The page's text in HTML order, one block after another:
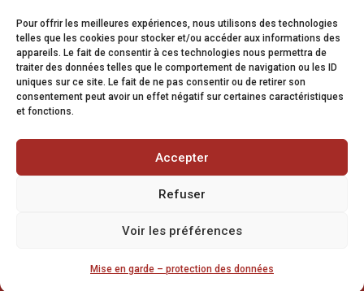
Pour offrir les meilleures expériences, nous utilisons des technologies
telles que les cookies pour stocker et/ou accéder aux informations des
appareils. Le fait de consentir à ces technologies nous permettra de
traiter des données telles que le comportement de navigation ou les ID
uniques sur ce site. Le fait de ne pas consentir ou de retirer son
consentement peut avoir un effet négatif sur certaines caractéristiques
et fonctions.
Accepter
Refuser
Voir les préférences
Mise en garde – protection des données
eaux@vetroz.ch
Travaux publics
079 213 92 08